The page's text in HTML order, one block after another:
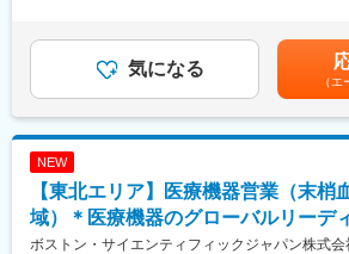
宅に設置。
・説明業務：患者・家族・介護スタッフ
・トラブル対応：機器故障や不具合発生
・回収業務：患者が機器を離脱した際の
年収はあくまでも目安の金額であり、選
性があります。※固定残業金額は給与に
給：年1回■賞与：年2回（昨年実績：3カ
も目安の金額であり、選考を通じて上下
月給(月額)は固定手当を含めた表記です。
気になる
（
NEW
【東北エリア】医療機器営業（末梢
域）＊医療機器のグローバルリーデ
ボストン・サイエンティフィックジャパン株式会